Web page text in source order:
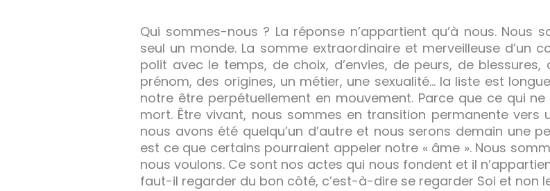
Qui sommes-nous ? La réponse n’appartient qu’à nous. Nous
seul un monde. La somme extraordinaire et merveilleuse d’un
polit avec le temps, de choix, d’envies, de peurs, de
prénom, des origines, un métier, une sexualité… la liste est
notre être perpétuellement en mouvement. Parce que ce qui
mort. Être vivant, nous sommes en transition permanente vers
nous avons été quelqu’un d’autre et nous serons demain une
est ce que certains pourraient appeler notre « âme ». Nous
nous voulons. Ce sont nos actes qui nous fondent et il
faut-il regarder du bon côté, c’est-à-dire se regarder Soi et non